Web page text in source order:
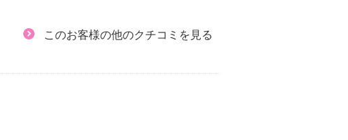
このお客様の他のクチコミを見る